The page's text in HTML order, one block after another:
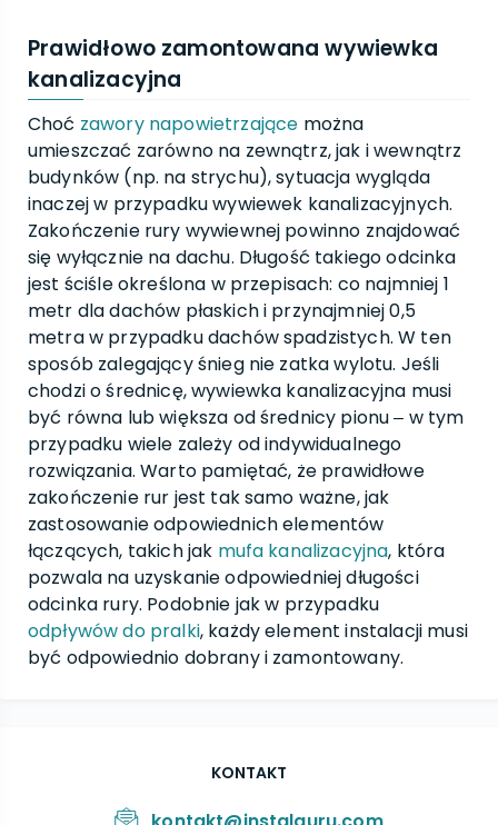
Prawidłowo zamontowana wywiewka
kanalizacyjna
Choć zawory napowietrzające można
umieszczać zarówno na zewnątrz, jak i wewnątrz
budynków (np. na strychu), sytuacja wygląda
inaczej w przypadku wywiewek kanalizacyjnych.
Zakończenie rury wywiewnej powinno znajdować
się wyłącznie na dachu. Długość takiego odcinka
jest ściśle określona w przepisach: co najmniej 1
metr dla dachów płaskich i przynajmniej 0,5
metra w przypadku dachów spadzistych. W ten
sposób zalegający śnieg nie zatka wylotu. Jeśli
chodzi o średnicę, wywiewka kanalizacyjna musi
być równa lub większa od średnicy pionu ‒ w tym
przypadku wiele zależy od indywidualnego
rozwiązania. Warto pamiętać, że prawidłowe
zakończenie rur jest tak samo ważne, jak
zastosowanie odpowiednich elementów
łączących, takich jak mufa kanalizacyjna, która
pozwala na uzyskanie odpowiedniej długości
odcinka rury. Podobnie jak w przypadku
odpływów do pralki, każdy element instalacji musi
być odpowiednio dobrany i zamontowany.
KONTAKT